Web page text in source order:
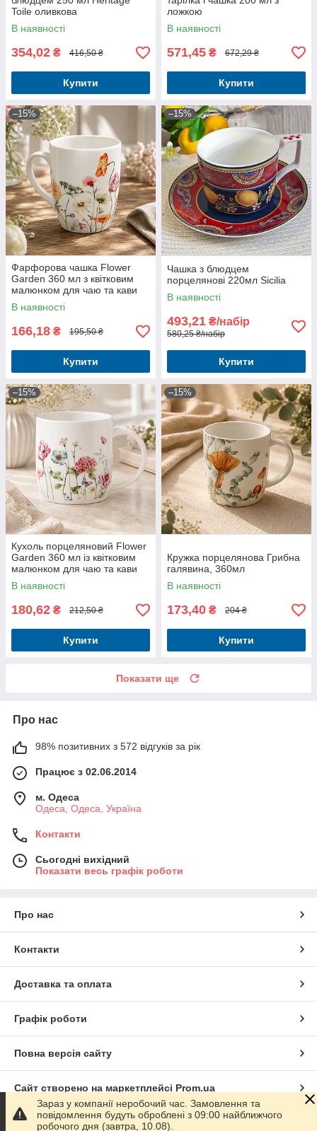
Toile оливкова
В наявності
354,02 ₴ 416,50 ₴
Купити
ложкою
В наявності
571,45 ₴ 672,29 ₴
Купити
–15%
Фарфорова чашка Flower
Garden 360 мл з квітковим
малюнком для чаю та кави
В наявності
166,18 ₴ 195,50 ₴
Купити
–15%
Чашка з блюдцем
порцелянові 220мл Sicilia
В наявності
493,21 ₴/набір
580,25 ₴/набір
Купити
–15%
Кухоль порцеляновий Flower
Garden 360 мл із квітковим
малюнком для чаю та кави
В наявності
180,62 ₴ 212,50 ₴
Купити
–15%
Кружка порцелянова Грибна
галявина, 360мл
В наявності
173,40 ₴ 204 ₴
Купити
Показати ще
Про нас
98% позитивних з 572 відгуків за рік
Працює з 02.06.2014
м. Одеса
Одеса, Одеса, Україна
Контакти
Сьогодні вихідний
Показати весь графік роботи
Про нас
Контакти
Доставка та оплата
Графік роботи
Повна версія сайту
Сайт створено на маркетплейсі Prom.ua
Політика конфіденційності
Зараз у компанії неробочий час. Замовлення та
повідомлення будуть оброблені з 09:00 найближчого
робочого дня (завтра, 10.08).